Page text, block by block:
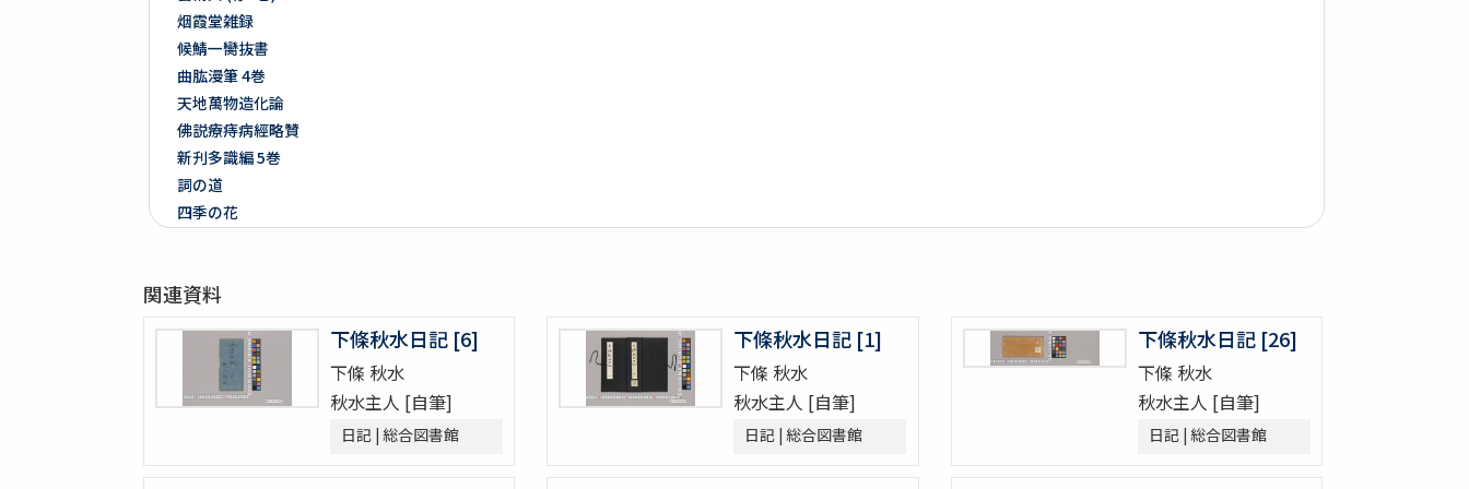
烟霞堂雑録
候鯖一臠抜書
曲肱漫筆 4巻
天地萬物造化論
佛説療痔病經略贊
新刋多識編 5巻
詞の道
四季の花
かくれさと 2巻
洞房語園増補
北女閭起原 3巻
さんてう記ときのたいこ
さんてう記ときのたいこ
関連資料
下條秋水日記 [6]
下條 秋水
秋水主人 [自筆]
日記 | 総合図書館
下條秋水日記 [1]
下條 秋水
秋水主人 [自筆]
日記 | 総合図書館
下條秋水日記 [26]
下條 秋水
秋水主人 [自筆]
日記 | 総合図書館